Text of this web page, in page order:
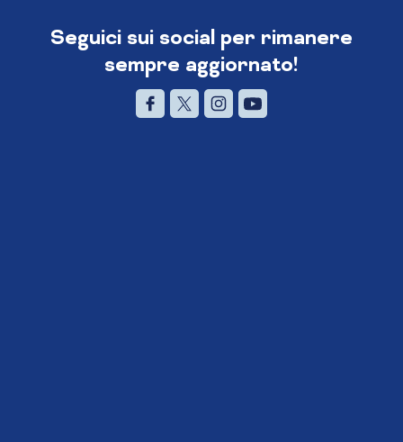
Seguici sui social per rimanere
sempre aggiornato!